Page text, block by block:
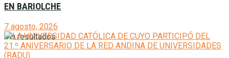
Sin resultados
EN BARIOLCHE
7 agosto, 2026